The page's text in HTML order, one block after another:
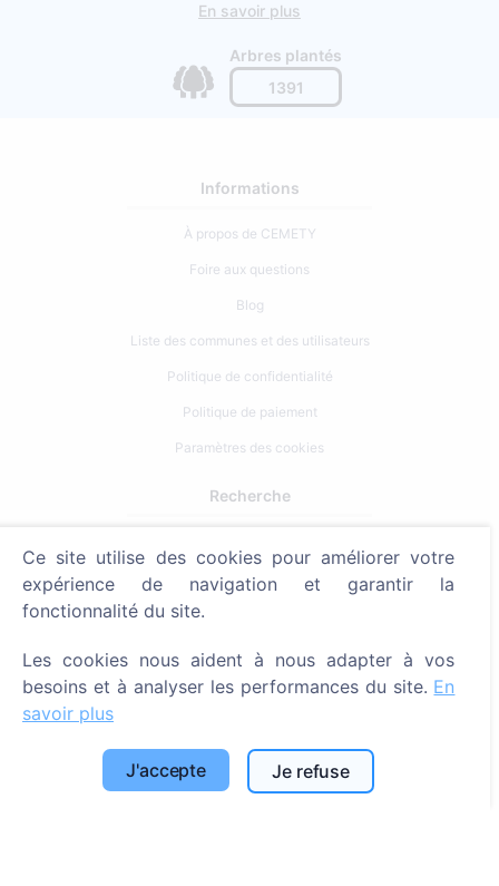
En savoir plus
Arbres plantés
1391
Informations
À propos de CEMETY
Foire aux questions
Blog
Liste des communes et des utilisateurs
Politique de confidentialité
Politique de paiement
Paramètres des cookies
Recherche
Rechercher des cimetières
Contacts
UAB "Kapinių valdymo sprendimai", 304241197
+370 612 08926 (I-V 8:00 - 16:45)
info@cemety.lt
Ce site utilise des cookies pour améliorer votre
expérience de navigation et garantir la
fonctionnalité du site.
Les cookies nous aident à nous adapter à vos
besoins et à analyser les performances du site. En
savoir plus
J'accepte Je refuse